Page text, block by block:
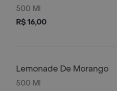
verde
500 Ml
R$ 16,00
Lemonade De Morango
500 Ml